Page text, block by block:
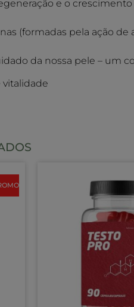
e o
(formadas pela ação
da nossa pele – um
vitalidade